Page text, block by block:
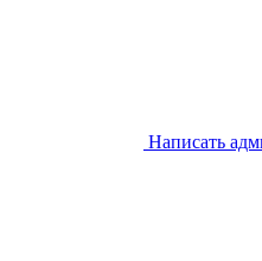
Написать